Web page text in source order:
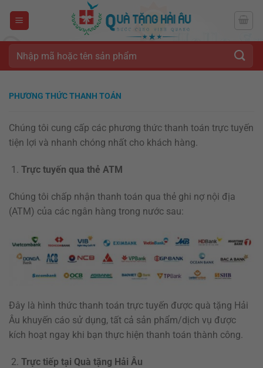
dung
Tìm
PHƯƠNG THỨC THANH TOÁN
Chúng tôi cung cấp các phương thức thanh toán trực tuyến
tiện lợi và nhanh chóng nhất cho khách hàng.
Trực tuyến qua thẻ ATM
Chúng tôi chấp nhận thanh toán qua thẻ ghi nợ nội địa
(ATM) của các ngân hàng trong nước sau:
Đây là hình thức thanh toán trực tuyến được quà tặng Hải
Âu khuyến cáo sử dụng, tất cả sản phẩm/dịch vụ được
kích hoạt ngay khi bạn thực hiện thanh toán thành công.
Trực tiếp tại Quà tặng Hải Âu